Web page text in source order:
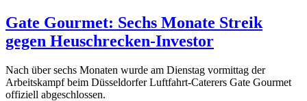
Gate Gourmet: Sechs Monate Streik
gegen Heuschrecken-Investor
Nach über sechs Monaten wurde am Dienstag vormittag der
Arbeitskampf beim Düsseldorfer Luftfahrt-Caterers Gate Gourmet
offiziell abgeschlossen.